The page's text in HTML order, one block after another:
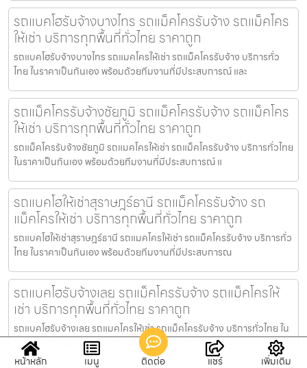
รถแบคโฮรับจ้างบางไทร รถแม็คโครรับจ้าง รถแม็คโคร
ให้เช่า บริการทุกพื้นที่ทั่วไทย ราคาถูก
รถแบคโฮรับจ้างบางไทร รถแมคโครให้เช่า รถแม็คโครรับจ้าง บริการทั่ว
ไทย ในราคาเป็นกันเอง พร้อมด้วยทีมงานที่มีประสบการณ์ และ
รถแม็คโครรับจ้างชัยภูมิ รถแม็คโครรับจ้าง รถแม็คโคร
ให้เช่า บริการทุกพื้นที่ทั่วไทย ราคาถูก
รถแม็คโครรับจ้างชัยภูมิ รถแมคโครให้เช่า รถแม็คโครรับจ้าง บริการทั่วไทย
ในราคาเป็นกันเอง พร้อมด้วยทีมงานที่มีประสบการณ์ แ
รถแบคโฮให้เช่าสุราษฎร์ธานี รถแม็คโครรับจ้าง รถ
แม็คโครให้เช่า บริการทุกพื้นที่ทั่วไทย ราคาถูก
รถแบคโฮให้เช่าสุราษฎร์ธานี รถแมคโครให้เช่า รถแม็คโครรับจ้าง บริการทั่ว
ไทย ในราคาเป็นกันเอง พร้อมด้วยทีมงานที่มีประสบการณ
รถแบคโฮรับจ้างเลย รถแม็คโครรับจ้าง รถแม็คโครให้
เช่า บริการทุกพื้นที่ทั่วไทย ราคาถูก
รถแบคโฮรับจ้างเลย รถแมคโครให้เช่า รถแม็คโครรับจ้าง บริการทั่วไทย ใน
ราคาเป็นกันเอง พร้อมด้วยทีมงานที่มีประสบการณ์ และ มือ
หน้าหลัก
เมนู ติดต่อ แชร์ เพิ่มเติม